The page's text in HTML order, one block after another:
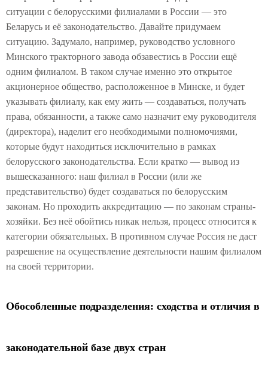
ситуации с белорусскими филиалами в России — это
Беларусь и её законодательство. Давайте придумаем
ситуацию. Задумало, например, руководство условного
Минского тракторного завода обзавестись в России ещё
одним филиалом. В таком случае именно это открытое
акционерное общество, расположенное в Минске, и будет
указывать филиалу, как ему жить — создаваться, получать
права, обязанности, а также само назначит ему руководителя
(директора), наделит его необходимыми полномочиями,
которые будут находиться исключительно в рамках
белорусского законодательства. Если кратко — вывод из
вышесказанного: наш филиал в России (или же
представительство) будет создаваться по белорусским
законам. Но проходить аккредитацию — по законам страны-
хозяйки. Без неё обойтись никак нельзя, процесс относится к
категории обязательных. В противном случае Россия не даст
разрешение на осуществление деятельности нашим филиалом
на своей территории.
Обособленные подразделения: сходства и отличия в
законодательной базе двух стран